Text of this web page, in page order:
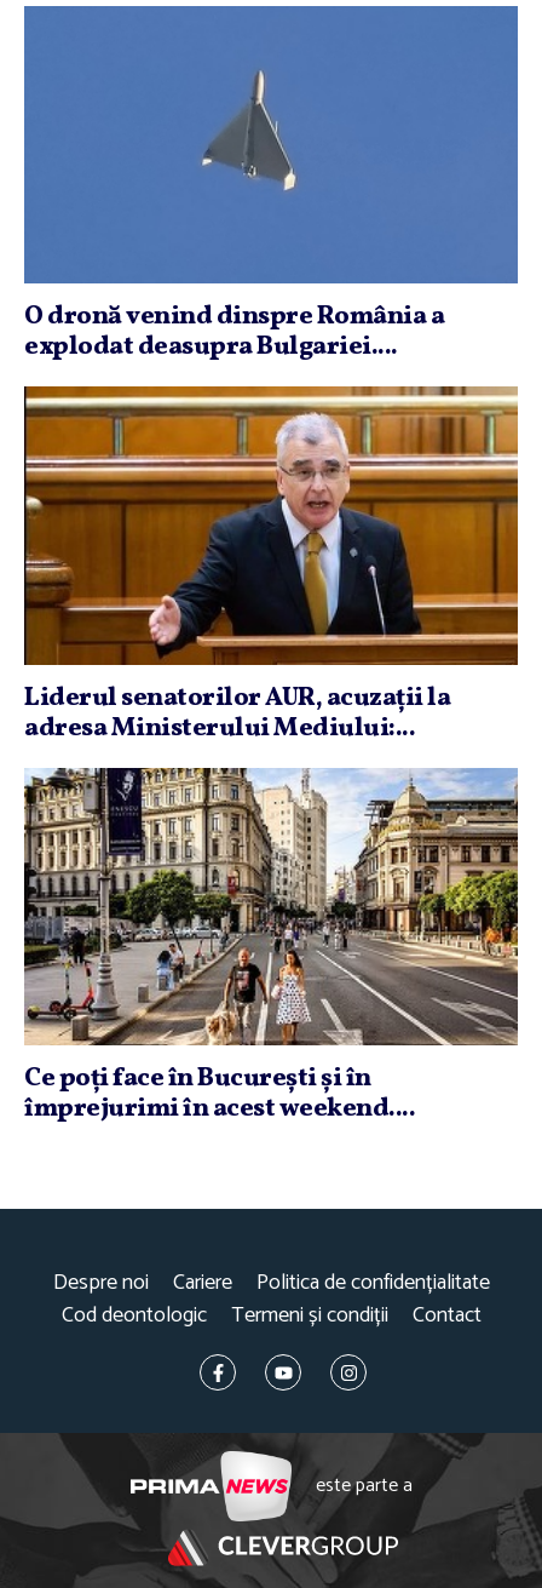
O dronă venind dinspre România a
explodat deasupra Bulgariei....
Liderul senatorilor AUR, acuzaţii la
adresa Ministerului Mediului:...
Ce poţi face în Bucureşti şi în
împrejurimi în acest weekend....
Despre noi Cariere
Politica de confidențialitate
Cod deontologic
Termeni și condiții Contact
este parte a